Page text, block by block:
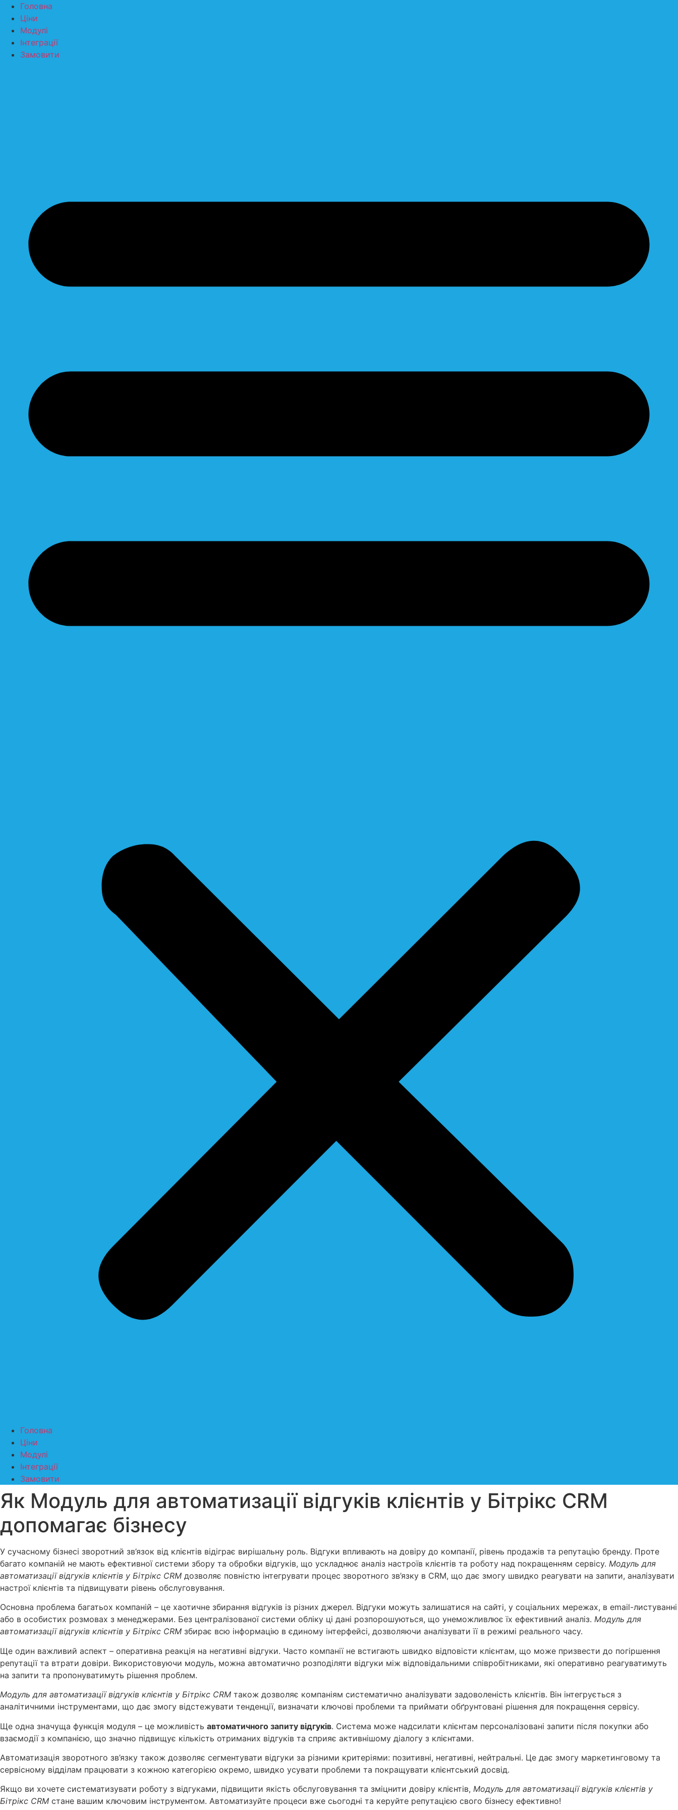
Перейти
вмісту
Головна
Ціни
Модулі
Інтеграції
Замовити
Головна
Ціни
Модулі
Інтеграції
Замовити
Як Модуль для автоматизації відгуків клієнтів у Бітрікс CRM
допомагає бізнесу
У сучасному бізнесі зворотний зв’язок від клієнтів відіграє вирішальну роль. Відгуки впливають на довіру до компанії, рівень продажів та репутацію бренду. Проте
багато компаній не мають ефективної системи збору та обробки відгуків, що ускладнює аналіз настроїв клієнтів та роботу над покращенням сервісу. Модуль для
автоматизації відгуків клієнтів у Бітрікс CRM дозволяє повністю інтегрувати процес зворотного зв’язку в CRM, що дає змогу швидко реагувати на запити, аналізувати
настрої клієнтів та підвищувати рівень обслуговування.
Основна проблема багатьох компаній – це хаотичне збирання відгуків із різних джерел. Відгуки можуть залишатися на сайті, у соціальних мережах, в email-листуванні
або в особистих розмовах з менеджерами. Без централізованої системи обліку ці дані розпорошуються, що унеможливлює їх ефективний аналіз. Модуль для
автоматизації відгуків клієнтів у Бітрікс CRM збирає всю інформацію в єдиному інтерфейсі, дозволяючи аналізувати її в режимі реального часу.
Ще один важливий аспект – оперативна реакція на негативні відгуки. Часто компанії не встигають швидко відповісти клієнтам, що може призвести до погіршення
репутації та втрати довіри. Використовуючи модуль, можна автоматично розподіляти відгуки між відповідальними співробітниками, які оперативно реагуватимуть
на запити та пропонуватимуть рішення проблем.
Модуль для автоматизації відгуків клієнтів у Бітрікс CRM також дозволяє компаніям систематично аналізувати задоволеність клієнтів. Він інтегрується з
аналітичними інструментами, що дає змогу відстежувати тенденції, визначати ключові проблеми та приймати обґрунтовані рішення для покращення сервісу.
Ще одна значуща функція модуля – це можливість автоматичного запиту відгуків. Система може надсилати клієнтам персоналізовані запити після покупки або
взаємодії з компанією, що значно підвищує кількість отриманих відгуків та сприяє активнішому діалогу з клієнтами.
Автоматизація зворотного зв’язку також дозволяє сегментувати відгуки за різними критеріями: позитивні, негативні, нейтральні. Це дає змогу маркетинговому та
сервісному відділам працювати з кожною категорією окремо, швидко усувати проблеми та покращувати клієнтський досвід.
Якщо ви хочете систематизувати роботу з відгуками, підвищити якість обслуговування та зміцнити довіру клієнтів, Модуль для автоматизації відгуків клієнтів у
Бітрікс CRM стане вашим ключовим інструментом. Автоматизуйте процеси вже сьогодні та керуйте репутацією свого бізнесу ефективно!